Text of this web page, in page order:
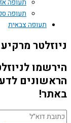
תעופה
תעופה
תעופה צבאית
מרקיע
לדעת